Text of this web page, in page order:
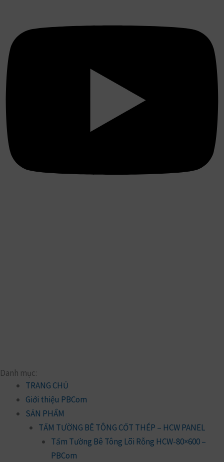
Danh mục:
TRANG CHỦ
Giới thiệu PBCom
SẢN PHẨM
TẤM TƯỜNG BÊ TÔNG CỐT THÉP – HCW PANEL
Tấm Tường Bê Tông Lõi Rỗng HCW-80×600 –
PBCom